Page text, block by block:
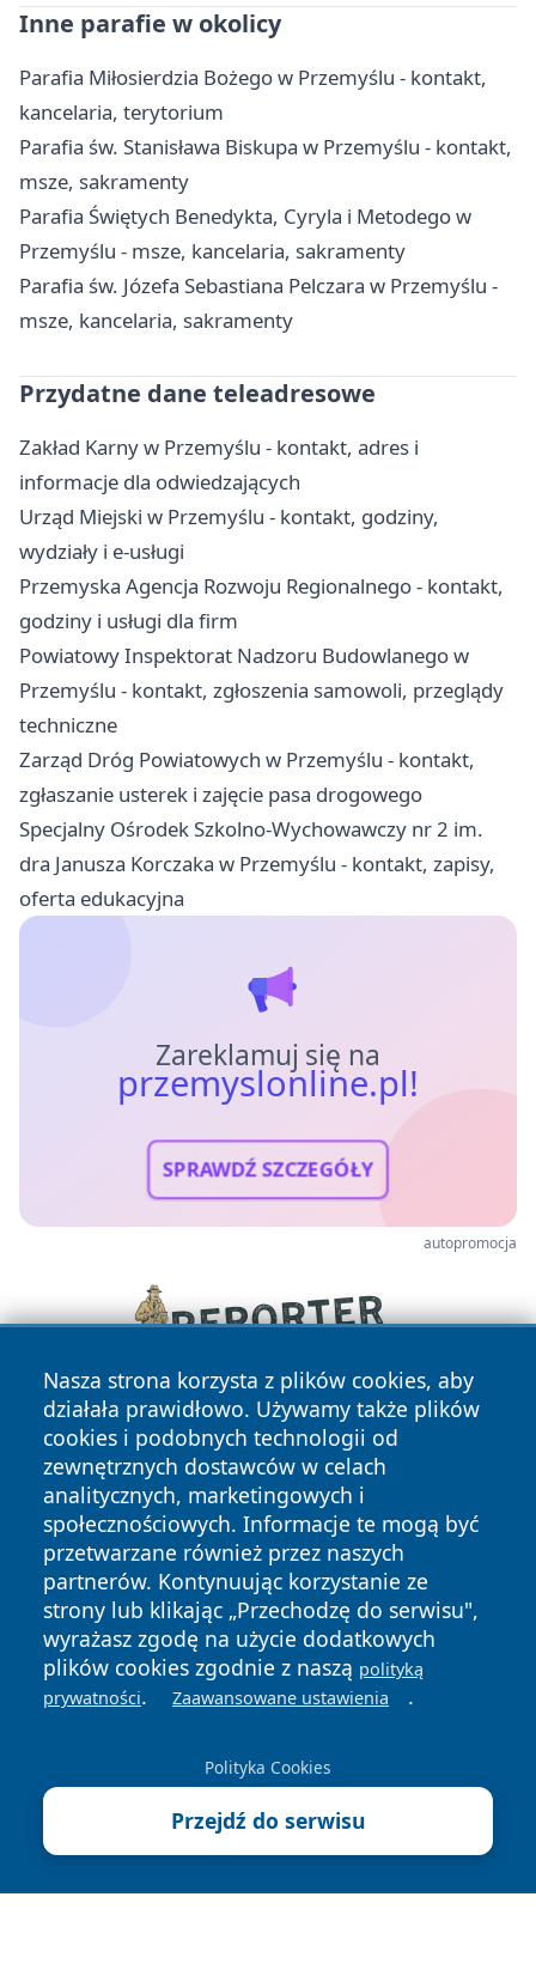
Inne parafie w okolicy
Parafia Miłosierdzia Bożego w Przemyślu - kontakt,
kancelaria, terytorium
Parafia św. Stanisława Biskupa w Przemyślu - kontakt,
msze, sakramenty
Parafia Świętych Benedykta, Cyryla i Metodego w
Przemyślu - msze, kancelaria, sakramenty
Parafia św. Józefa Sebastiana Pelczara w Przemyślu -
msze, kancelaria, sakramenty
Przydatne dane teleadresowe
Zakład Karny w Przemyślu - kontakt, adres i
informacje dla odwiedzających
Urząd Miejski w Przemyślu - kontakt, godziny,
wydziały i e-usługi
Przemyska Agencja Rozwoju Regionalnego - kontakt,
godziny i usługi dla firm
Powiatowy Inspektorat Nadzoru Budowlanego w
Przemyślu - kontakt, zgłoszenia samowoli, przeglądy
techniczne
Zarząd Dróg Powiatowych w Przemyślu - kontakt,
zgłaszanie usterek i zajęcie pasa drogowego
Specjalny Ośrodek Szkolno-Wychowawczy nr 2 im.
dra Janusza Korczaka w Przemyślu - kontakt, zapisy,
oferta edukacyjna
Zareklamuj się na
przemyslonline.pl!
SPRAWDŹ SZCZEGÓŁY
autopromocja
Nasza strona korzysta z plików cookies, aby
działała prawidłowo. Używamy także plików
cookies i podobnych technologii od
zewnętrznych dostawców w celach
analitycznych, marketingowych i
społecznościowych. Informacje te mogą być
przetwarzane również przez naszych
partnerów. Kontynuując korzystanie ze
strony lub klikając „Przechodzę do serwisu",
wyrażasz zgodę na użycie dodatkowych
plików cookies zgodnie z naszą polityką
prywatności. Zaawansowane ustawienia .
Polityka Cookies
Przejdź do serwisu
Copyright © 2026 przemyslonline.pl Wszystkie prawa
zastrzeżone.
News Autorzy
Polityka
Prywatności
Polityka
Cookies